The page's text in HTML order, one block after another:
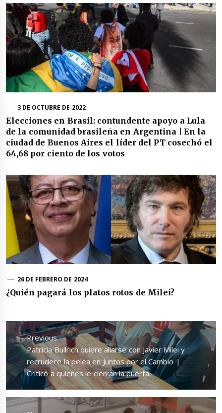
3 DE OCTUBRE DE 2022
Elecciones en Brasil: contundente apoyo a Lula
de la comunidad brasileña en Argentina | En la
ciudad de Buenos Aires el líder del PT cosechó el
64,68 por ciento de los votos
26 DE FEBRERO DE 2024
¿Quién pagará los platos rotos de Milei?
Navegación
de
entradas
Previous
Previous
post:
Patricia Bullrich quiere aliarse con Javier Milei y
recrudece la pelea en Juntos por el Cambio |
Criticó a quienes le cierran la puerta